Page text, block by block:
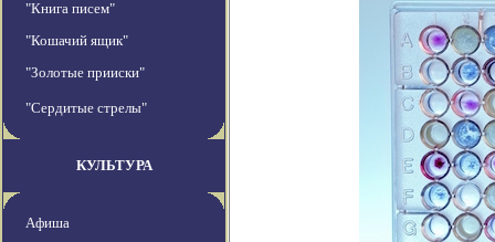
"Книга писем"
"Кошачий ящик"
"Золотые прииски"
"Сердитые стрелы"
КУЛЬТУРА
Афиша